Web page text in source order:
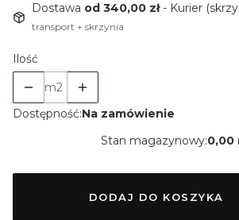
Dostawa od 340,00 zł- Kurier
transport + skrzynia
Ilość
m2
Dostępność:Na zamówienie
Stan magazynowy:0,00
DODAJ DO KOSZYKA